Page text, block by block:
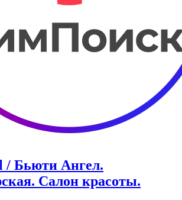
/ Бьюти Ангел.
Салон красоты.